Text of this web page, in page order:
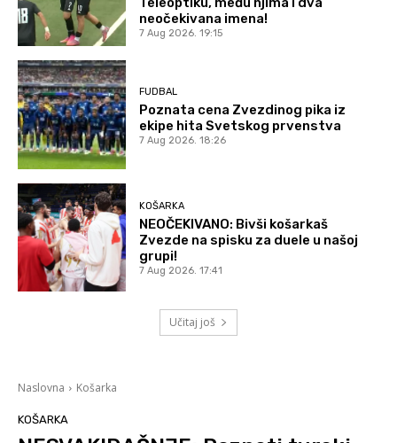
neočekivana imena!
7 Aug 2026. 19:15
FUDBAL
Poznata cena Zvezdinog pika iz
ekipe hita Svetskog prvenstva
7 Aug 2026. 18:26
KOŠARKA
NEOČEKIVANO: Bivši košarkaš
Zvezde na spisku za duele u našoj
grupi!
7 Aug 2026. 17:41
Učitaj još